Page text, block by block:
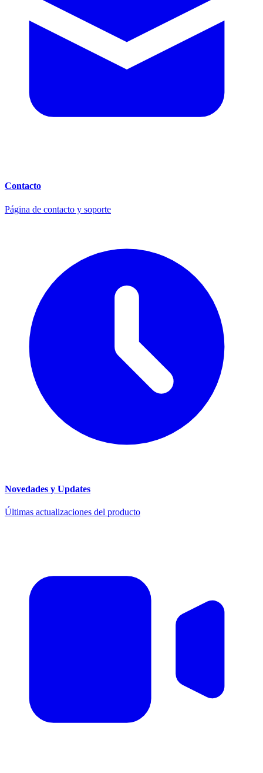
Contacto
Página de contacto y soporte
Novedades y Updates
Últimas actualizaciones del producto